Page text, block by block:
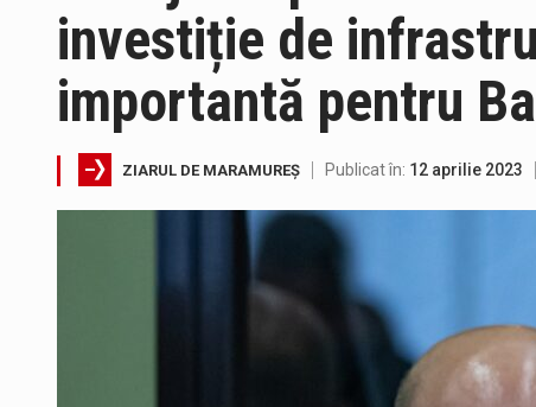
Interval de valabilitate: 05
SIMULARE EXERCITIU. Prin
Directorul OCPI Maramures,
Testarea independentă a
Vremea va fi caniculară.
A fost finalizat proiectul care
investiție de
importantă pentru
ZIARUL DE MARAMUREȘ Publicat în: 12 aprilie 2023